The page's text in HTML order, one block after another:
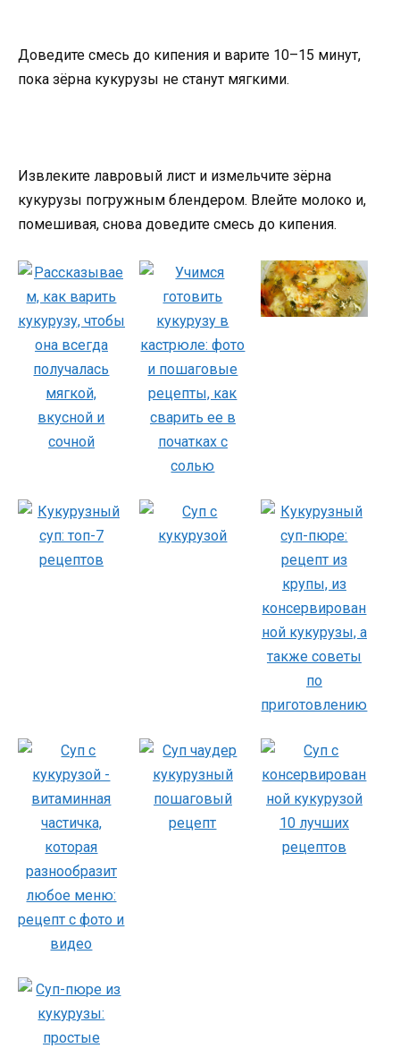
Доведите смесь до кипения и варите 10–15 минут,
пока зёрна кукурузы не станут мягкими.
Извлеките лавровый лист и измельчите зёрна
кукурузы погружным блендером. Влейте молоко и,
помешивая, снова доведите смесь до кипения.